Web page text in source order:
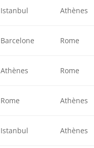
Istanbul Athènes
Barcelone Rome
Athènes Rome
Rome Athènes
Istanbul Athènes